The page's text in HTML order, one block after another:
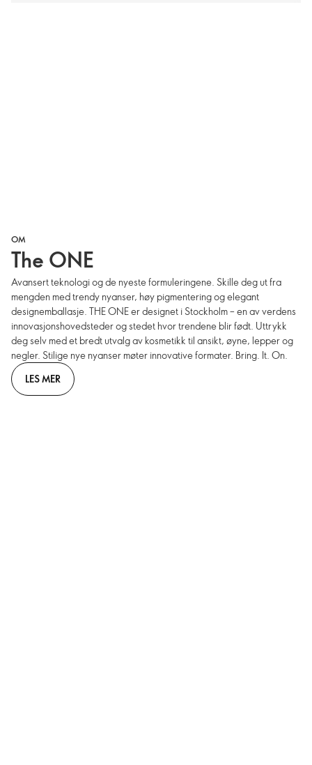
OM
The ONE
Avansert teknologi og de nyeste formuleringene. Skille deg ut fra
mengden med trendy nyanser, høy pigmentering og elegant
designemballasje. THE ONE er designet i Stockholm – en av verdens
innovasjonshovedsteder og stedet hvor trendene blir født. Uttrykk
deg selv med et bredt utvalg av kosmetikk til ansikt, øyne, lepper og
negler. Stilige nye nyanser møter innovative formater. Bring. It. On.
LES MER